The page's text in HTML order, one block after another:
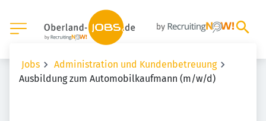
Jobs
Administration und Kundenbetreuung
Ausbildung zum Automobilkaufmann (m/w/d)